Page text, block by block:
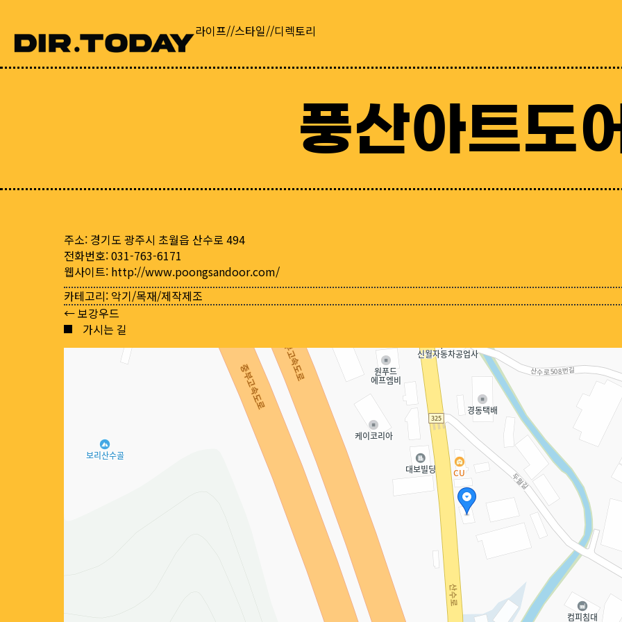
라이프//스타일//디렉토리
풍산아트도어
주소: 경기도 광주시 초월읍 산수로 494
전화번호: 031-763-6171
웹사이트: http://www.poongsandoor.com/
카테고리: 악기/목재/제작제조
Posts
navigation
← 보강우드
가시는 길